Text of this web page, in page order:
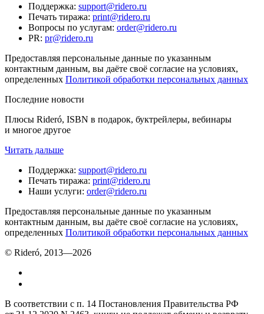
Поддержка: support@ridero.ru
Печать тиража: print@ridero.ru
Вопросы по услугам: order@ridero.ru
PR: pr@ridero.ru
Предоставляя персональные данные по указанным
контактным данным, вы даёте своё согласие на условиях,
определенных Политикой обработки персональных данных
Последние новости
Плюсы Rideró, ISBN в подарок, буктрейлеры, вебинары
и многое другое
Читать дальше
Поддержка: support@ridero.ru
Печать тиража: print@ridero.ru
Наши услуги: order@ridero.ru
Предоставляя персональные данные по указанным
контактным данным, вы даёте своё согласие на условиях,
определенных Политикой обработки персональных данных
© Rideró, 2013—2026
В соответствии с п. 14 Постановления Правительства РФ